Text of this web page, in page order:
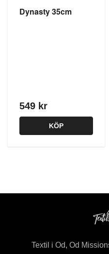
Dynasty 35cm
549 kr
KÖP
Textil i Od, Od